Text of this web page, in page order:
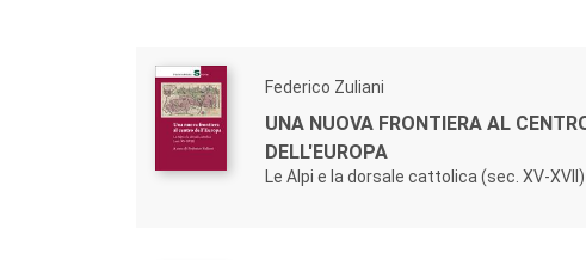
Federico Zuliani
UNA NUOVA FRONTIERA AL
DELL'EUROPA
Le Alpi e la dorsale cattolica (sec. XV-XVII)